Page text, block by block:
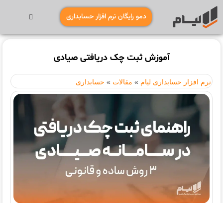
دمو رایگان نرم افزار حسابداری
آموزش ثبت چک دریافتی صیادی
نرم افزار حسابداری لیام » مقالات » حسابداری